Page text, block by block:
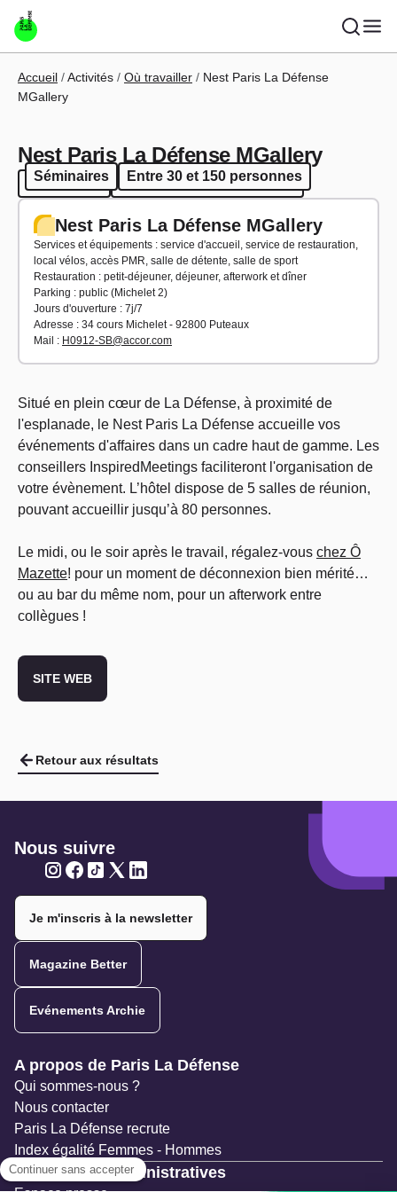
Aller au contenu principal
Fil d'Ariane
Accueil Activités Où travailler
Nest Paris La Défense
MGallery
Nest Paris La Défense MGallery
Séminaires Entre 30 et 150 personnes
Séminaires Entre 30 et 150 personnes
Nest Paris La Défense MGallery
Services et équipements : service d'accueil, service de restauration,
local vélos, accès PMR, salle de détente, salle de sport
Restauration : petit-déjeuner, déjeuner, afterwork et dîner
Parking : public (Michelet 2)
Jours d'ouverture : 7j/7
Adresse : 34 cours Michelet - 92800 Puteaux
Mail : H0912-SB@accor.com
Situé en plein cœur de La Défense, à proximité de
l'esplanade, le Nest Paris La Défense accueille vos
événements d'affaires dans un cadre haut de gamme. Les
conseillers InspiredMeetings faciliteront l'organisation de
votre évènement. L’hôtel dispose de 5 salles de réunion,
pouvant accueillir jusqu’à 80 personnes.
Le midi, ou le soir après le travail, régalez-vous chez Ô
Mazette! pour un moment de déconnexion bien mérité…
ou au bar du même nom, pour un afterwork entre
collègues !
SITE WEB
Retour aux résultats
Nous suivre
Je m'inscris à la newsletter
Magazine Better
Evénements Archie
Navigation secondaire
A propos de Paris La Défense
Qui sommes-nous ?
Nous contacter
Paris La Défense recrute
Index égalité Femmes - Hommes
Ressources administratives